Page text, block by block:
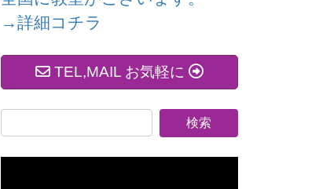
→詳細コチラ
TEL,MAIL お気軽に